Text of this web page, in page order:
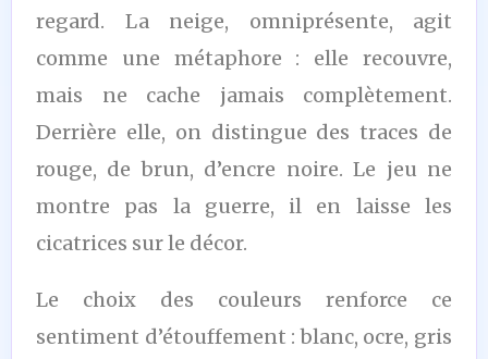
regard. La neige, omniprésente, agit
comme une métaphore : elle recouvre,
mais ne cache jamais complètement.
Derrière elle, on distingue des traces de
rouge, de brun, d’encre noire. Le jeu ne
montre pas la guerre, il en laisse les
cicatrices sur le décor.
Le choix des couleurs renforce ce
sentiment d’étouffement : blanc, ocre, gris